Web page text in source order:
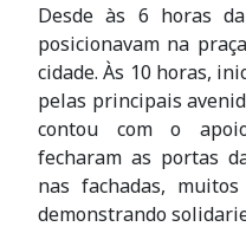
Desde às 6 horas
posicionavam na
cidade. Às 10 horas,
pelas principais
contou com o
fecharam as portas
nas fachadas,
demonstrando